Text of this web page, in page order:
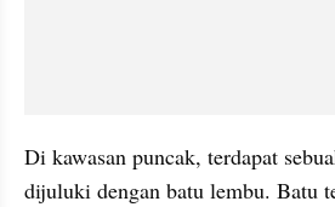
Di kawasan puncak, terdapat
dijuluki dengan batu lembu. Batu